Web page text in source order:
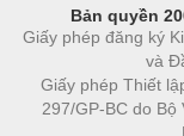
Bản quyền
Giấy phép đăng ký
và
Giấy phép Thiết
297/GP-BC do